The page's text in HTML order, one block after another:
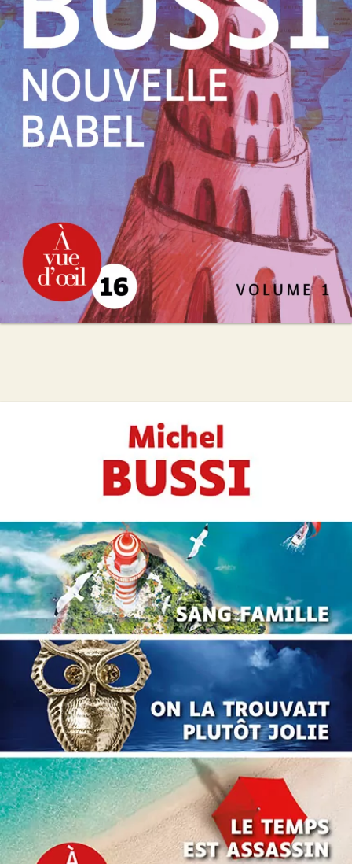
Nouvelle Babel
Michel Bussi
47€
Offre découverte Michel Bussi
Michel Bussi
63€